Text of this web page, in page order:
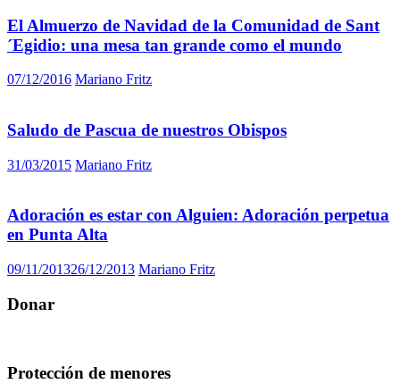
El Almuerzo de Navidad de la Comunidad de Sant
´Egidio: una mesa tan grande como el mundo
07/12/2016 Mariano Fritz
Saludo de Pascua de nuestros Obispos
31/03/2015 Mariano Fritz
Adoración es estar con Alguien: Adoración perpetua
en Punta Alta
09/11/201326/12/2013 Mariano Fritz
Donar
Protección de menores